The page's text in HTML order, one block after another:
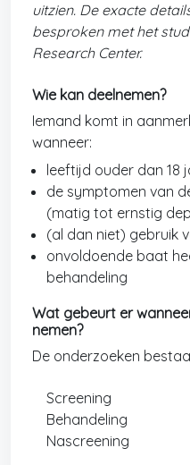
uitzien. De exacte
besproken met het
Research Center.
Wie kan deelnemen?
Iemand komt in
wanneer:
leeftijd ouder dan 18
de symptomen van
(matig tot ernstig
(al dan niet) gebruik
onvoldoende baat
behandeling
Wat gebeurt er
nemen?
De onderzoeken
Screening
Behandeling
Nascreening